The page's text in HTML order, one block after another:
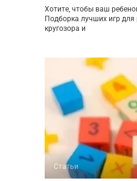
Хотите, чтобы ваш
Подборка лучших игр
кругозора и
Статьи